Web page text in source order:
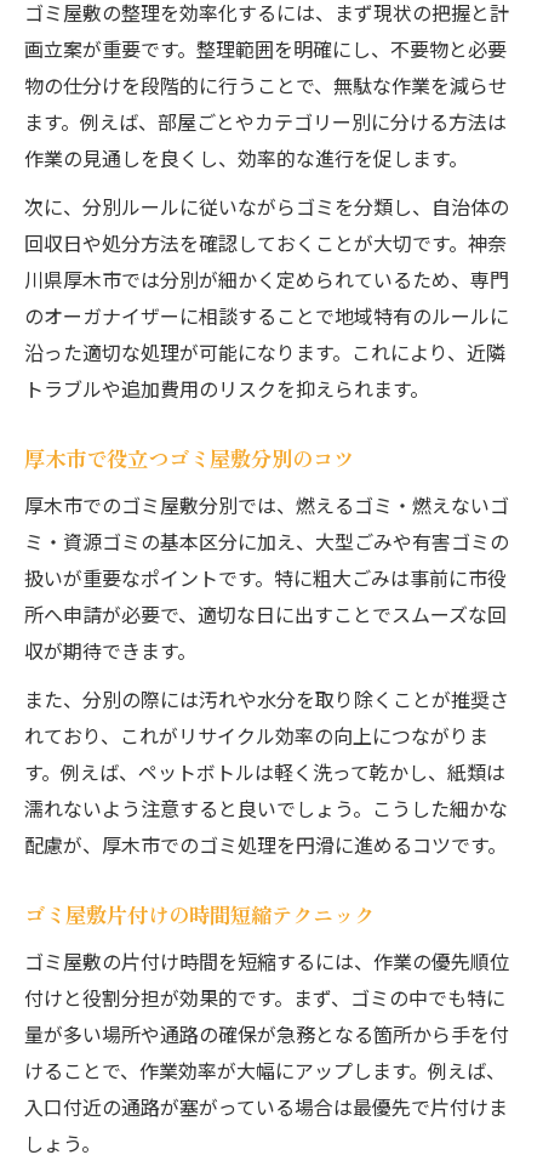
ゴミ屋敷の整理を効率化するには、まず現状の把握と計
画立案が重要です。整理範囲を明確にし、不要物と必要
物の仕分けを段階的に行うことで、無駄な作業を減らせ
ます。例えば、部屋ごとやカテゴリー別に分ける方法は
作業の見通しを良くし、効率的な進行を促します。
次に、分別ルールに従いながらゴミを分類し、自治体の
回収日や処分方法を確認しておくことが大切です。神奈
川県厚木市では分別が細かく定められているため、専門
のオーガナイザーに相談することで地域特有のルールに
沿った適切な処理が可能になります。これにより、近隣
トラブルや追加費用のリスクを抑えられます。
厚木市で役立つゴミ屋敷分別のコツ
厚木市でのゴミ屋敷分別では、燃えるゴミ・燃えないゴ
ミ・資源ゴミの基本区分に加え、大型ごみや有害ゴミの
扱いが重要なポイントです。特に粗大ごみは事前に市役
所へ申請が必要で、適切な日に出すことでスムーズな回
収が期待できます。
また、分別の際には汚れや水分を取り除くことが推奨さ
れており、これがリサイクル効率の向上につながりま
す。例えば、ペットボトルは軽く洗って乾かし、紙類は
濡れないよう注意すると良いでしょう。こうした細かな
配慮が、厚木市でのゴミ処理を円滑に進めるコツです。
ゴミ屋敷片付けの時間短縮テクニック
ゴミ屋敷の片付け時間を短縮するには、作業の優先順位
付けと役割分担が効果的です。まず、ゴミの中でも特に
量が多い場所や通路の確保が急務となる箇所から手を付
けることで、作業効率が大幅にアップします。例えば、
入口付近の通路が塞がっている場合は最優先で片付けま
しょう。